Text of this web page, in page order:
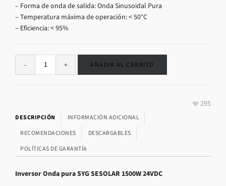
– Forma de onda de salida: Onda Sinusoidal Pura
– Temperatura máxima de operación: < 50°C
– Eficiencia: < 95%
AÑADIR AL CARRITO
295
DESCRIPCIÓN
INFORMACIÓN ADICIONAL
RECOMENDACIONES
DESCARGABLES
POLÍTICAS DE GARANTÍA
Inversor Onda pura SYG SESOLAR 1500W 24VDC